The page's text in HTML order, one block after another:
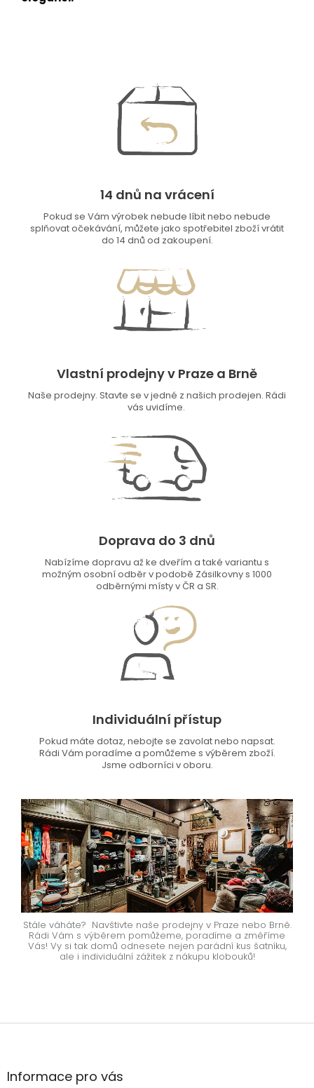
14 dnů na vrácení
Pokud se Vám výrobek nebude líbit nebo nebude
splňovat očekávání, můžete jako spotřebitel zboží vrátit
do 14 dnů od zakoupení.
Vlastní prodejny v Praze a Brně
Naše prodejny. Stavte se v jedné z našich prodejen. Rádi
vás uvidíme.
Doprava do 3 dnů
Nabízíme dopravu až ke dveřím a také variantu s
možným osobní odběr v podobě Zásilkovny s 1000
odběrnými místy v ČR a SR.
Individuální přístup
Pokud máte dotaz, nebojte se zavolat nebo napsat.
Rádi Vám poradíme a pomůžeme s výběrem zboží.
Jsme odborníci v oboru.
Stále váháte? Navštivte naše prodejny v Praze nebo Brně.
Rádi Vám s výběrem pomůžeme, poradíme a změříme
Vás! Vy si tak domů odnesete nejen parádní kus šatníku,
ale i individuální zážitek z nákupu klobouků!
Z
aInformace pro vás